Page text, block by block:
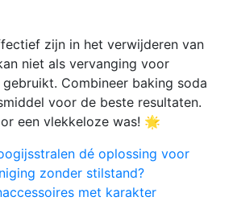
zijn in het verwijderen van
niet als vervanging voor
Combineer baking soda
voor de beste resultaten.
een vlekkeloze was! 🌟
dé oplossing voor
zonder stilstand?
met karakter